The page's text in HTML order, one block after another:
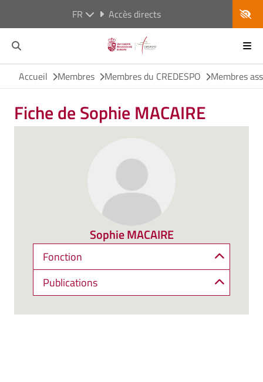
FR Accès directs
Accueil Membres Membres du CREDESPO Membres
Fiche de Sophie MACAIRE
Sophie MACAIRE
Fonction
Publications